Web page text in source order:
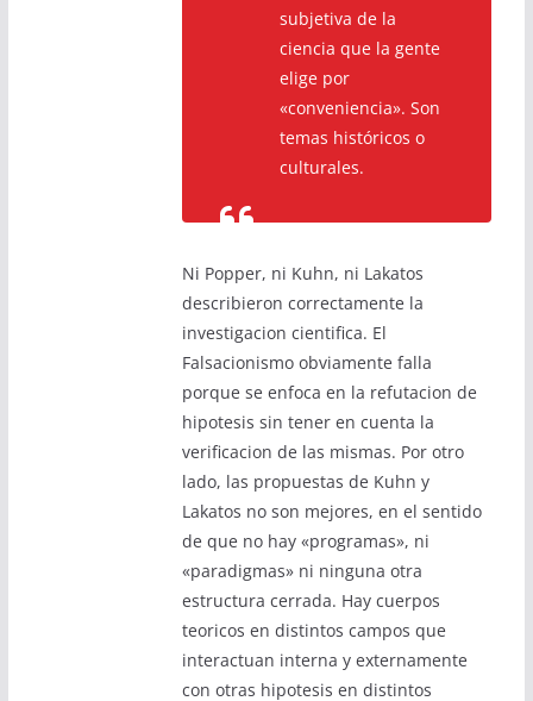
subjetiva de la
ciencia que la gente
elige por
«conveniencia». Son
temas históricos o
culturales.
Ni Popper, ni Kuhn, ni Lakatos
describieron correctamente la
investigacion cientifica. El
Falsacionismo obviamente falla
porque se enfoca en la refutacion de
hipotesis sin tener en cuenta la
verificacion de las mismas. Por otro
lado, las propuestas de Kuhn y
Lakatos no son mejores, en el sentido
de que no hay «programas», ni
«paradigmas» ni ninguna otra
estructura cerrada. Hay cuerpos
teoricos en distintos campos que
interactuan interna y externamente
con otras hipotesis en distintos